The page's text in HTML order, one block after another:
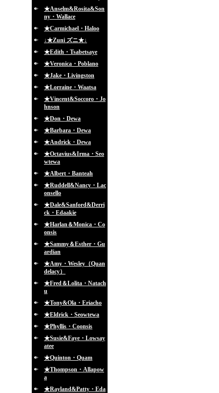
★Anselm&Rosita&Son
ny・Wallace
★Carmichael・Haloo
↓★Zuni ズニ★↓
★Edith・Tsabetsaye
★Veronica・Poblano
★Jake・Livingston
★Lorraine・Waatsa
★Vincent&Soccoro・Jo
hnson
★Don・Dewa
★Barbara・Dewa
★Andrick・Dewa
★Octavius&Irma・Seo
wtewa
★Albert・Banteah
★Ruddell&Nancy・Lac
onsello
★Dale&Sanford&Derri
ck・Edaakie
★Harlan＆Monica・Co
onsis
★Sammy＆Esther・Gu
ardian
★Amy・Wesley（Quan
delacy）
★Fred＆Lolita・Natach
u
★Tony&Ola・Eriacho
★Eldrick・Seowtewa
★Phyllis・Coonsis
★Susie&Faye・Lowsay
atee
★Quinton・Quam
★Thompson・Allapow
a
★Rayland&Patty・Eda